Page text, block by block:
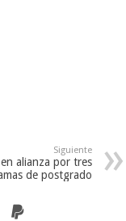
Siguiente
alianza por tres
de postgrado